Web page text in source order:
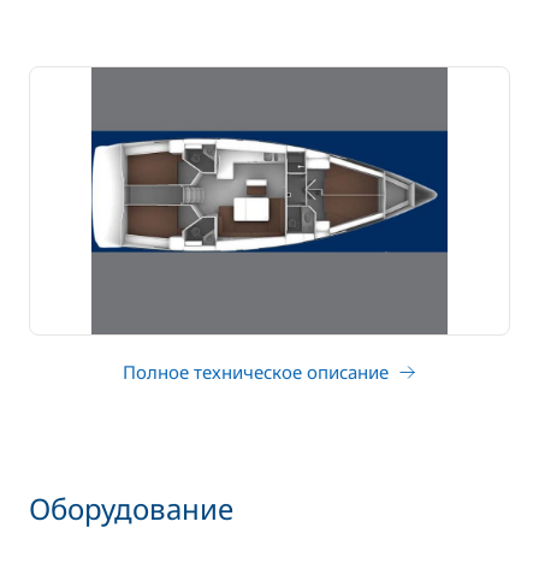
Полное техническое описание
Оборудование